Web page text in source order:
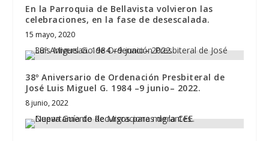
En la Parroquia de Bellavista volvieron las
celebraciones, en la fase de desescalada.
15 mayo, 2020
38º Aniversario de Ordenación Presbiteral de
José Luis Miguel G. 1984 –9 junio– 2022.
8 junio, 2022